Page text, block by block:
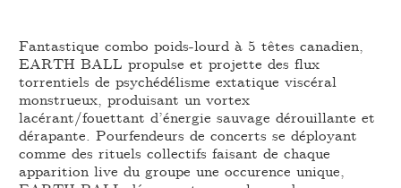
Fantastique combo poids-lourd à 5 têtes canadien,
EARTH BALL propulse et projette des flux
torrentiels de psychédélisme extatique viscéral
monstrueux, produisant un vortex
lacérant/fouettant d’énergie sauvage dérouillante et
dérapante. Pourfendeurs de concerts se déployant
comme des rituels collectifs faisant de chaque
apparition live du groupe une occurence unique,